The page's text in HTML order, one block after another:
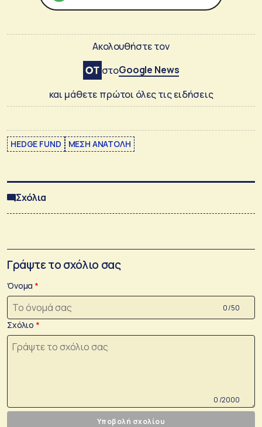
Ακολουθήστε τον
στοGoogle News
και μάθετε πρώτοι όλες τις ειδήσεις
HEDGE FUND ΜΕΣΗ ΑΝΑΤΟΛΗ
Σχόλια
Γράψτε το σχόλιο σας
Όνομα
0 /50
Σχόλιο
0 /2000
Υποβολή σχολίου